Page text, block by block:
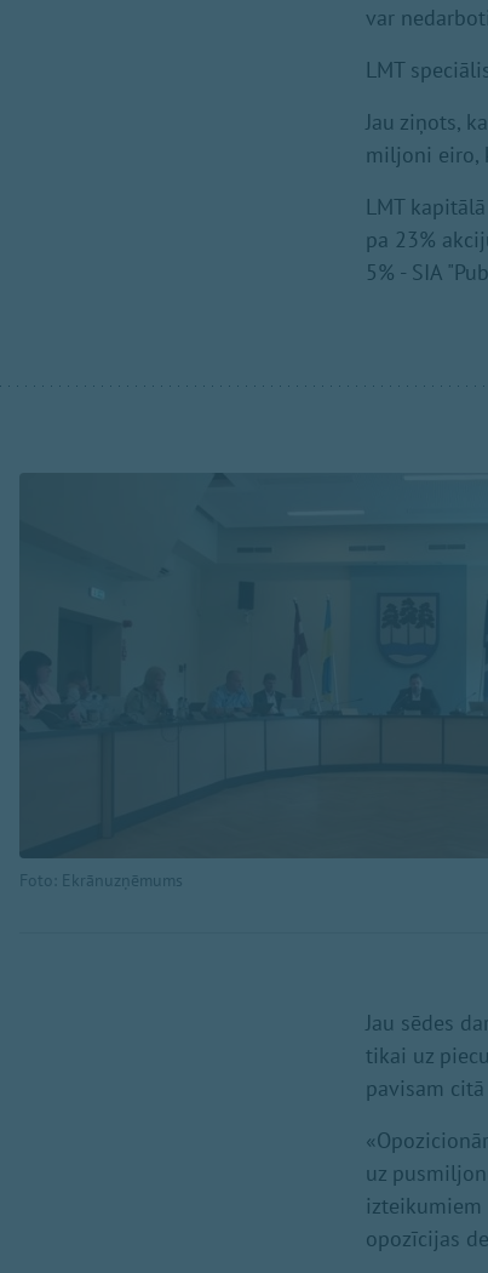
var
LMT
Jau ziņots,
miljoni eiro,
LMT
pa 23%
5% - SIA
Foto: Ekrānuzņēmums
Jau sēdes
tikai uz
pavisam
uz
opozīcijas